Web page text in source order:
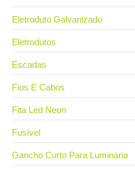
Eletroduto Galvanizado
Eletrodutos
Escadas
Fios E Cabos
Fita Led Neon
Fusível
Gancho Curto Para Luminária